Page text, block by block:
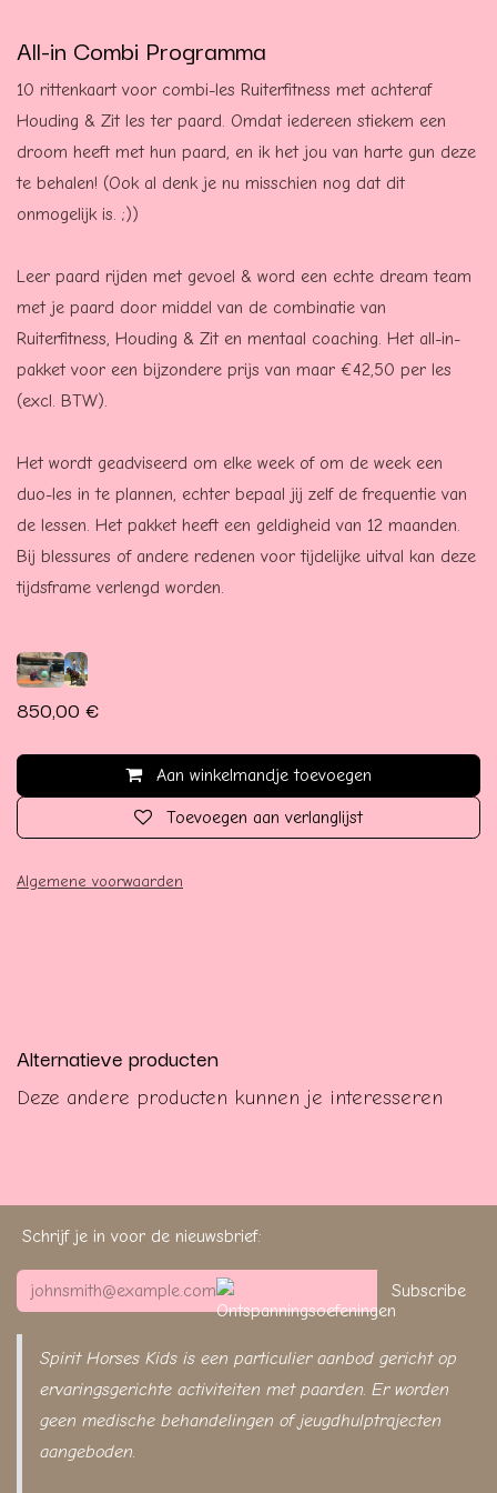
All-in Combi Programma
10 rittenkaart voor combi-les Ruiterfitness met achteraf
Houding & Zit les ter paard. Omdat iedereen stiekem een
droom heeft met hun paard, en ik het jou van harte gun deze
te behalen! (Ook al denk je nu misschien nog dat dit
onmogelijk is. ;))
Leer paard rijden met gevoel & word een echte dream team
met je paard door middel van de combinatie van
Ruiterfitness, Houding & Zit en mentaal coaching. Het all-in-
pakket voor een bijzondere prijs van maar €42,50 per les
(excl. BTW).
Het wordt geadviseerd om elke week of om de week een
duo-les in te plannen, echter bepaal jij zelf de frequentie van
de lessen. Het pakket heeft een geldigheid van 12 maanden.
Bij blessures of andere redenen voor tijdelijke uitval kan deze
tijdsframe verlengd worden.
850,00 €
Aan winkelmandje toevoegen
Toevoegen aan verlanglijst
Algemene voorwaarden
Alternatieve producten
Deze andere producten kunnen je interesseren
Spirit Horses Kids is een particulier aanbod gericht op
ervaringsgerichte activiteiten met paarden. Er worden
geen medische behandelingen of jeugdhulptrajecten
aangeboden.
Schrijf je in voor de nieuwsbrief:
Subscribe